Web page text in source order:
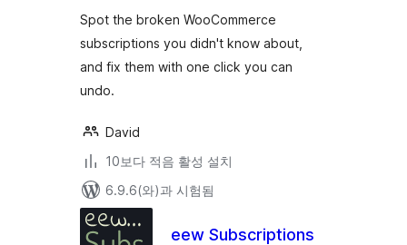
Spot the broken WooCommerce
subscriptions you didn't know about,
and fix them with one click you can
undo.
David
10보다 적음 활성 설치
6.9.6(와)과 시험됨
eew Subscriptions